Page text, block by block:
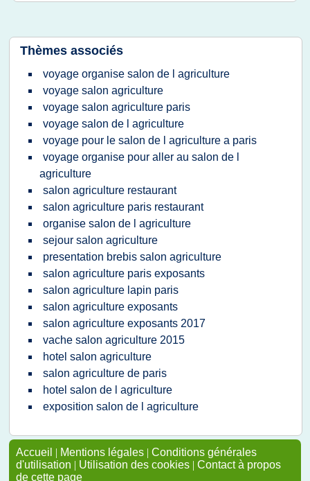
Thèmes associés
voyage organise salon de l agriculture
voyage salon agriculture
voyage salon agriculture paris
voyage salon de l agriculture
voyage pour le salon de l agriculture a paris
voyage organise pour aller au salon de l
agriculture
salon agriculture restaurant
salon agriculture paris restaurant
organise salon de l agriculture
sejour salon agriculture
presentation brebis salon agriculture
salon agriculture paris exposants
salon agriculture lapin paris
salon agriculture exposants
salon agriculture exposants 2017
vache salon agriculture 2015
hotel salon agriculture
salon agriculture de paris
hotel salon de l agriculture
exposition salon de l agriculture
Accueil | Mentions légales | Conditions générales
d'utilisation | Utilisation des cookies | Contact à propos
de cette page